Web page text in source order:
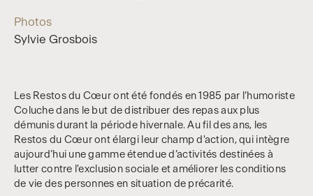
Photos
Sylvie Grosbois
Les Restos du Cœur ont été fondés en 1985 par l’humoriste
Coluche dans le but de distribuer des repas aux plus
démunis durant la période hivernale. Au fil des ans, les
Restos du Cœur ont élargi leur champ d'action, qui intègre
aujourd’hui une gamme étendue d’activités destinées à
lutter contre l'exclusion sociale et améliorer les conditions
de vie des personnes en situation de précarité.